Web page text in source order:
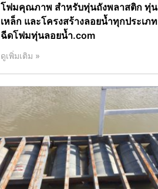
โฟมคุณภาพ สำหรับทุ่นถังพลาสติก ทุ่น
เหล็ก และโครงสร้างลอยน้ำทุกประเภท
ฉีดโฟมทุ่นลอยน้ำ.com
ดูเพิ่มเติม »